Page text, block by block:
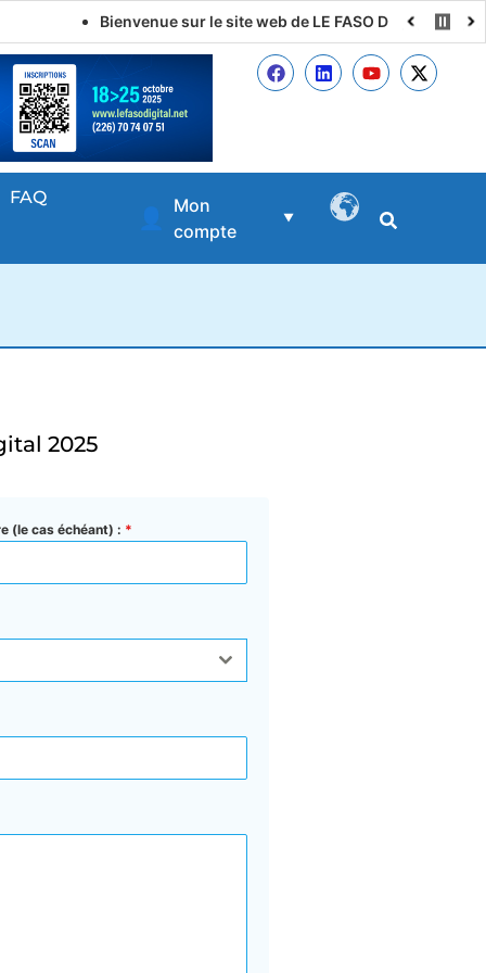
Bienvenue sur le site web de LE FASO DIGITAL
FAQ
👤
Mon
compte
▼
2025
(le cas échéant) : *